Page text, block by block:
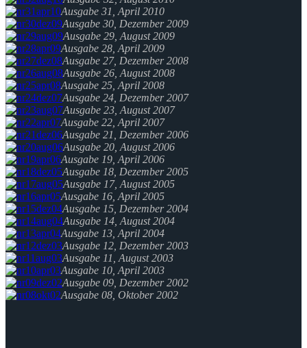
Ausgabe 31, April 2010
Ausgabe 30, Dezember 2009
Ausgabe 29, August 2009
Ausgabe 28, April 2009
Ausgabe 27, Dezember 2008
Ausgabe 26, August 2008
Ausgabe 25, April 2008
Ausgabe 24, Dezember 2007
Ausgabe 23, August 2007
Ausgabe 22, April 2007
Ausgabe 21, Dezember 2006
Ausgabe 20, August 2006
Ausgabe 19, April 2006
Ausgabe 18, Dezember 2005
Ausgabe 17, August 2005
Ausgabe 16, April 2005
Ausgabe 15, Dezember 2004
Ausgabe 14, August 2004
Ausgabe 13, April 2004
Ausgabe 12, Dezember 2003
Ausgabe 11, August 2003
Ausgabe 10, April 2003
Ausgabe 09, Dezember 2002
Ausgabe 08, Oktober 2002